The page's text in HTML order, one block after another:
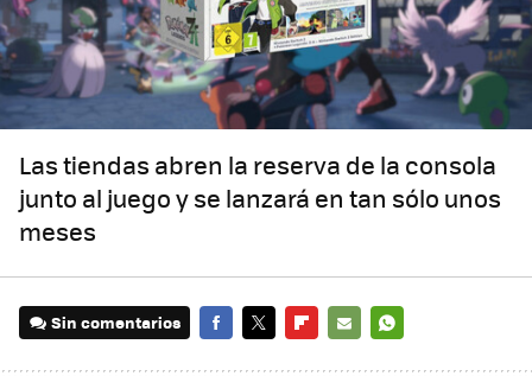
Las tiendas abren la reserva de la consola
junto al juego y se lanzará en tan sólo unos
meses
Sin comentarios